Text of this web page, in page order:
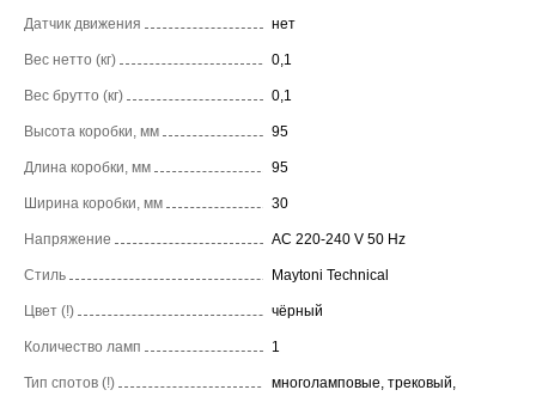
Датчик движения нет
Вес нетто (кг) 0,1
Вес брутто (кг) 0,1
Высота коробки, мм 95
Длина коробки, мм 95
Ширина коробки, мм 30
Напряжение AC 220-240 V 50 Hz
Стиль Maytoni Technical
Цвет (!) чёрный
Количество ламп 1
Тип спотов (!)
многоламповые, трековый,